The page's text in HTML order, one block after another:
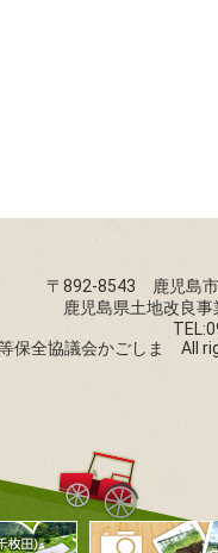
〒892-8543 鹿児島
鹿児島県土地改良
保全協議会かごしま All